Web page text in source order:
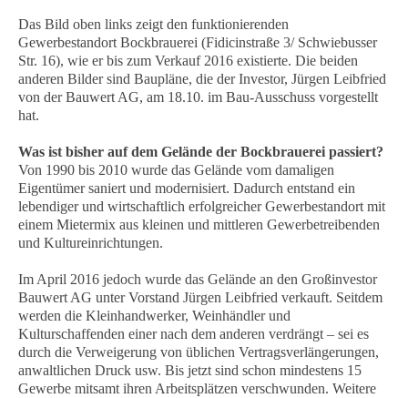
Das Bild oben links zeigt den funktionierenden
Gewerbestandort Bockbrauerei (Fidicinstraße 3/ Schwiebusser
Str. 16), wie er bis zum Verkauf 2016 existierte. Die beiden
anderen Bilder sind Baupläne, die der Investor, Jürgen Leibfried
von der Bauwert AG, am 18.10. im Bau-Ausschuss vorgestellt
hat.
Was ist bisher auf dem Gelände der Bockbrauerei passiert?
Von 1990 bis 2010 wurde das Gelände vom damaligen
Eigentümer saniert und modernisiert. Dadurch entstand ein
lebendiger und wirtschaftlich erfolgreicher Gewerbestandort mit
einem Mietermix aus kleinen und mittleren Gewerbetreibenden
und Kultureinrichtungen.
Im April 2016 jedoch wurde das Gelände an den Großinvestor
Bauwert AG unter Vorstand Jürgen Leibfried verkauft. Seitdem
werden die Kleinhandwerker, Weinhändler und
Kulturschaffenden einer nach dem anderen verdrängt – sei es
durch die Verweigerung von üblichen Vertragsverlängerungen,
anwaltlichen Druck usw. Bis jetzt sind schon mindestens 15
Gewerbe mitsamt ihren Arbeitsplätzen verschwunden. Weitere